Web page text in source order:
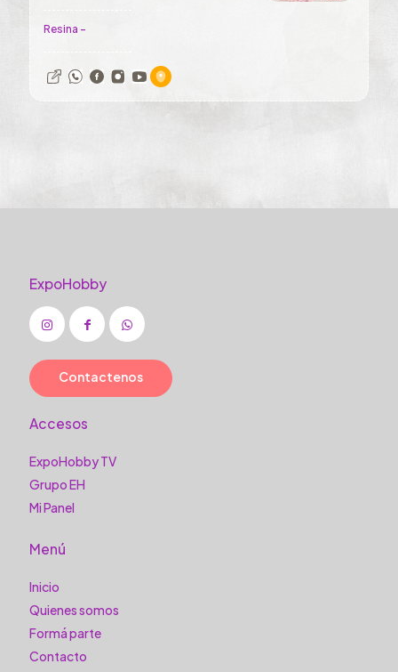
Resina -
ExpoHobby
Contactenos
Accesos
ExpoHobby TV
Grupo EH
Mi Panel
Menú
Inicio
Quienes somos
Formá parte
Contacto